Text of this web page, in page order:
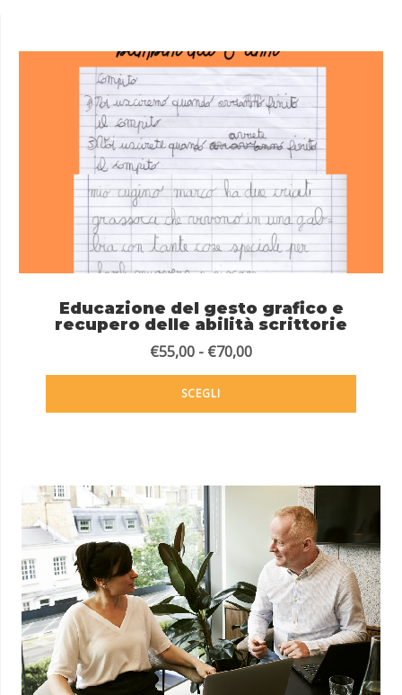
Educazione del gesto grafico e
recupero delle abilità scrittorie
€55,00 - €70,00
SCEGLI